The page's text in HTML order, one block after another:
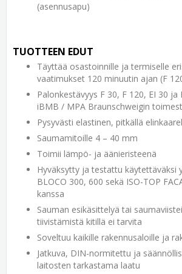
(asennusapu)
TUOTTEEN EDUT
Täyttää osastoinnille ja termiselle
vaatimukset 120 minuutin ajan (F
Palonkestävyys F 30, F 120, EI 30
iBMB / MPA Braunschweigin
Pysyvästi elastinen, pitkällä
Saumamitoille 4 – 40 mm
Toimii lämpö- ja äänieristeenä
Hyväksytty ja testattu käytettäväksi
BLOCO 300, 600 sekä ISO-TOP
kanssa
Sauman esikäsittelyä tai
tiivistämistä kitillä ei tarvita
Soveltuu kaikille rakennusaloille ja
Jatkuva, DIN-normitettu ja
laitosten tarkastama laatu